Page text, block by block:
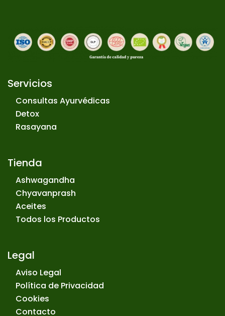
Servicios
Consultas Ayurvédicas
Detox
Rasayana
Tienda
Ashwagandha
Chyavanprash
Aceites
Todos los Productos
Legal
Aviso Legal
Política de Privacidad
Cookies
Contacto